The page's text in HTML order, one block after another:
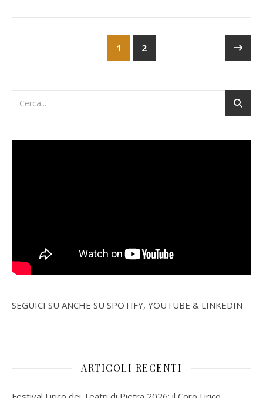
1 2
SEGUICI SU ANCHE SU SPOTIFY, YOUTUBE & LINKEDIN
ARTICOLI RECENTI